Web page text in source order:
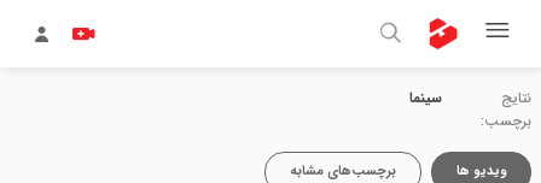
نتایج
برچسب:
سینما
ویدیو ها برچسب‌های مشابه